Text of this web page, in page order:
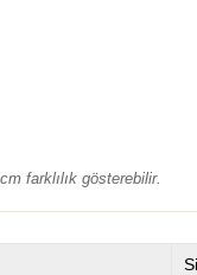
farklılık gösterebilir.